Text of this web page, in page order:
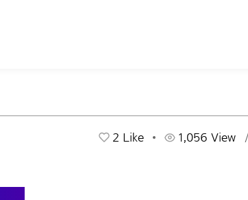
2 Like 1,056 View